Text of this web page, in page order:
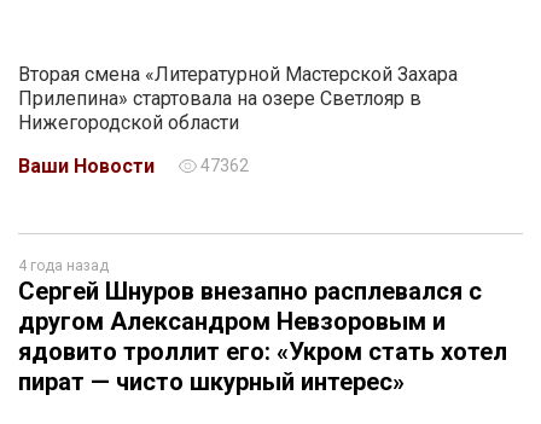
Вторая смена «Литературной Мастерской Захара
Прилепина» стартовала на озере Светлояр в
Нижегородской области
Ваши Новости
47362
4 года назад
Сергей Шнуров внезапно расплевался с
другом Александром Невзоровым и
ядовито троллит его: «Укром стать хотел
пират — чисто шкурный интерес»